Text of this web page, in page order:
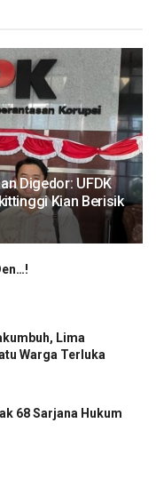
Digedor: UFDK
Kian Berisik
Lima
Warga Terluka
68 Sarjana Hukum